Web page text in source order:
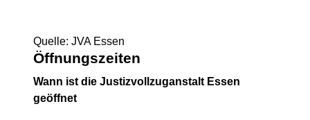
Quelle: JVA Essen
Öffnungszeiten
Wann ist die Justizvollzuganstalt Essen
geöffnet